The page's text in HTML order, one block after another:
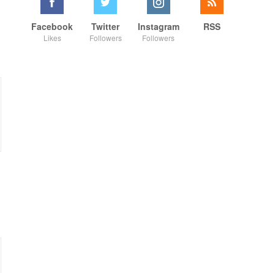
Facebook
Likes
Twitter
Followers
Instagram
Followers
RSS